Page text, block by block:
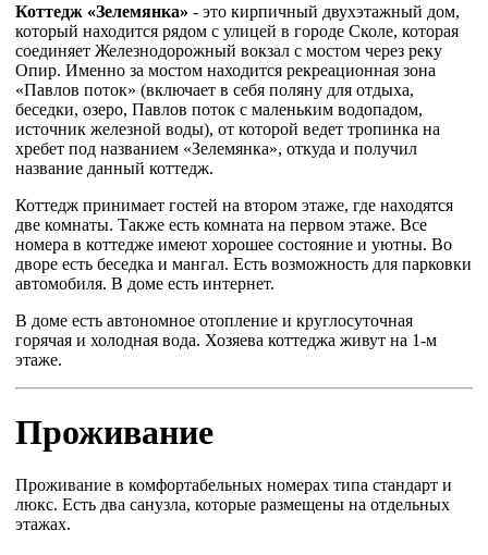
Коттедж «Зелемянка» - это кирпичный двухэтажный дом,
который находится рядом с улицей в городе Сколе, которая
соединяет Железнодорожный вокзал с мостом через реку
Опир. Именно за мостом находится рекреационная зона
«Павлов поток» (включает в себя поляну для отдыха,
беседки, озеро, Павлов поток с маленьким водопадом,
источник железной воды), от которой ведет тропинка на
хребет под названием «Зелемянка», откуда и получил
название данный коттедж.
Коттедж принимает гостей на втором этаже, где находятся
две комнаты. Также есть комната на первом этаже. Все
номера в коттедже имеют хорошее состояние и уютны. Во
дворе есть беседка и мангал. Есть возможность для парковки
автомобиля. В доме есть интернет.
В доме есть автономное отопление и круглосуточная
горячая и холодная вода. Хозяева коттеджа живут на 1-м
этаже.
Проживание
Проживание в комфортабельных номерах типа стандарт и
люкс. Есть два санузла, которые размещены на отдельных
этажах.